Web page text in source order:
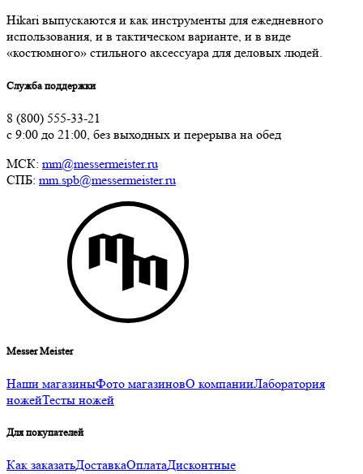
Hikari выпускаются и как инструменты для ежедневного
использования, и в тактическом варианте, и в виде
«костюмного» стильного аксессуара для деловых людей.
Служба поддержки
8 (800) 555-33-21
с 9:00 до 21:00, без выходных и перерыва на обед
МСК: mm@messermeister.ru
СПБ: mm.spb@messermeister.ru
Messer Meister
Наши магазиныФото магазиновО компанииЛаборатория
ножейТесты ножей
Для покупателей
Как заказатьДоставкаОплатаДисконтные